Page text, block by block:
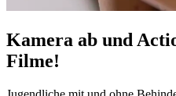
Kamera ab und
Filme!